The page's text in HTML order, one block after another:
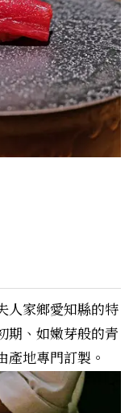
人家鄉愛知縣的特
期、如嫩芽般的青
產地專門訂製。